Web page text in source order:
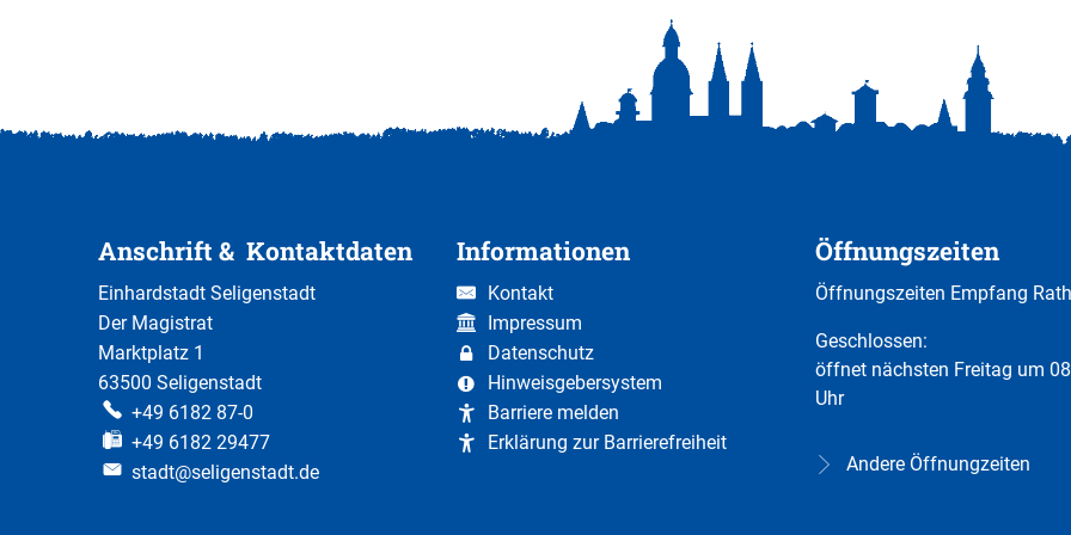
Anschrift & Kontaktdaten
Einhardstadt Seligenstadt
Der Magistrat
Marktplatz 1
63500 Seligenstadt
+49 6182 87-0
+49 6182 29477
stadt@seligenstadt.de
Informationen
Kontakt
Impressum
Datenschutz
Hinweisgebersystem
Barriere melden
Erklärung zur Barrierefreiheit
Öffnungszeiten
Öffnungszeiten Empfang
Klicken, um weitere
Geschlossen:
öffnet nächsten Freitag um
Uhr
Andere Öffnungzeiten